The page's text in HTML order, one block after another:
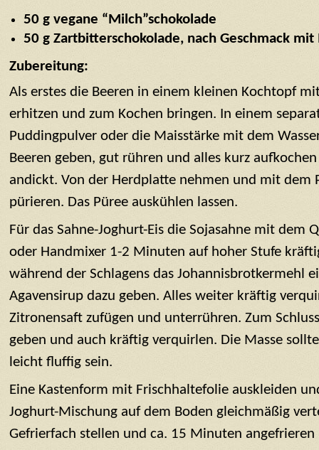
50 g vegane “Milch”schokolade
50 g Zartbitterschokolade, nach Geschmack
Zubereitung:
Als erstes die Beeren in einem kleinen Kochtopf
erhitzen und zum Kochen bringen. In einem
Puddingpulver oder die Maisstärke mit dem
Beeren geben, gut rühren und alles kurz
andickt. Von der Herdplatte nehmen und mit dem
pürieren. Das Püree auskühlen lassen.
Für das Sahne-Joghurt-Eis die Sojasahne mit dem
oder Handmixer 1-2 Minuten auf hoher Stufe
während der Schlagens das Johannisbrotkermehl
Agavensirup dazu geben. Alles weiter kräftig
Zitronensaft zufügen und unterrühren. Zum
geben und auch kräftig verquirlen. Die Masse
leicht fluffig sein.
Eine Kastenform mit Frischhaltefolie auskleiden
Joghurt-Mischung auf dem Boden gleichmäßig
Gefrierfach stellen und ca. 15 Minuten angefrieren